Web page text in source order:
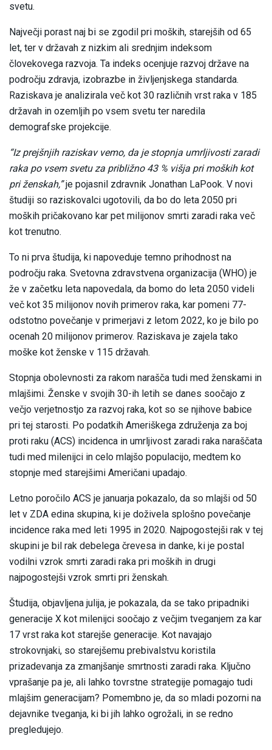
svetu.
Največji porast naj bi se zgodil pri moških, starejših od 65
let, ter v državah z nizkim ali srednjim indeksom
človekovega razvoja. Ta indeks ocenjuje razvoj države na
področju zdravja, izobrazbe in življenjskega standarda.
Raziskava je analizirala več kot 30 različnih vrst raka v 185
državah in ozemljih po vsem svetu ter naredila
demografske projekcije.
“Iz prejšnjih raziskav vemo, da je stopnja umrljivosti zaradi
raka po vsem svetu za približno 43 % višja pri moških kot
pri ženskah,”je pojasnil zdravnik Jonathan LaPook. V novi
študiji so raziskovalci ugotovili, da bo do leta 2050 pri
moških pričakovano kar pet milijonov smrti zaradi raka več
kot trenutno.
To ni prva študija, ki napoveduje temno prihodnost na
področju raka. Svetovna zdravstvena organizacija (WHO) je
že v začetku leta napovedala, da bomo do leta 2050 videli
več kot 35 milijonov novih primerov raka, kar pomeni 77-
odstotno povečanje v primerjavi z letom 2022, ko je bilo po
ocenah 20 milijonov primerov. Raziskava je zajela tako
moške kot ženske v 115 državah.
Stopnja obolevnosti za rakom narašča tudi med ženskami in
mlajšimi. Ženske v svojih 30-ih letih se danes soočajo z
večjo verjetnostjo za razvoj raka, kot so se njihove babice
pri tej starosti. Po podatkih Ameriškega združenja za boj
proti raku (ACS) incidenca in umrljivost zaradi raka naraščata
tudi med milenijci in celo mlajšo populacijo, medtem ko
stopnje med starejšimi Američani upadajo.
Letno poročilo ACS je januarja pokazalo, da so mlajši od 50
let v ZDA edina skupina, ki je doživela splošno povečanje
incidence raka med leti 1995 in 2020. Najpogostejši rak v tej
skupini je bil rak debelega črevesa in danke, ki je postal
vodilni vzrok smrti zaradi raka pri moških in drugi
najpogostejši vzrok smrti pri ženskah.
Študija, objavljena julija, je pokazala, da se tako pripadniki
generacije X kot milenijci soočajo z večjim tveganjem za kar
17 vrst raka kot starejše generacije. Kot navajajo
strokovnjaki, so starejšemu prebivalstvu koristila
prizadevanja za zmanjšanje smrtnosti zaradi raka. Ključno
vprašanje pa je, ali lahko tovrstne strategije pomagajo tudi
mlajšim generacijam? Pomembno je, da so mladi pozorni na
dejavnike tveganja, ki bi jih lahko ogrožali, in se redno
pregledujejo.